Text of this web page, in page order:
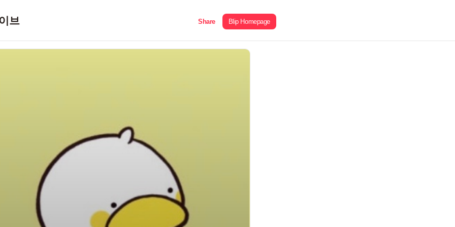
브 Share Blip Homepage